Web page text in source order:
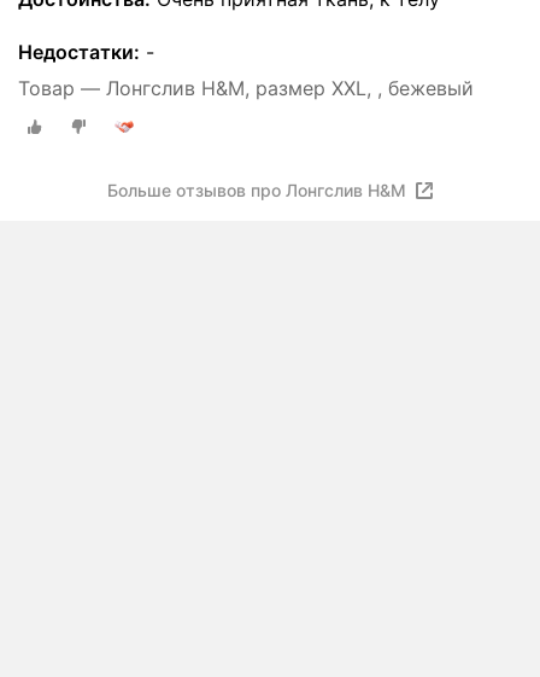
Недостатки: -
Товар — Лонгслив H&M, размер XXL, , бежевый
Больше отзывов про Лонгслив H&M